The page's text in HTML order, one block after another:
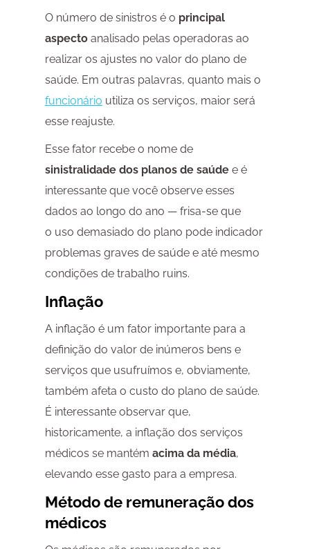
O número de sinistros é o principal
aspectoanalisado pelas operadoras ao
realizar os ajustes no valor do plano de
saúde. Em outras palavras, quanto mais o
funcionário utiliza os serviços, maior será
esse reajuste.
Esse fator recebe o nome de
sinistralidade dos planos de saúde e é
interessante que você observe esses
dados ao longo do ano — frisa-se que
o uso demasiado do plano pode indicador
problemas graves de saúde e até mesmo
condições de trabalho ruins.
Inflação
A inflação é um fator importante para a
definição do valor de inúmeros bens e
serviços que usufruímos e, obviamente,
também afeta o custo do plano de saúde.
É interessante observar que,
historicamente, a inflação dos serviços
médicos se mantém acima da média,
elevando esse gasto para a empresa.
Método de remuneração dos
médicos